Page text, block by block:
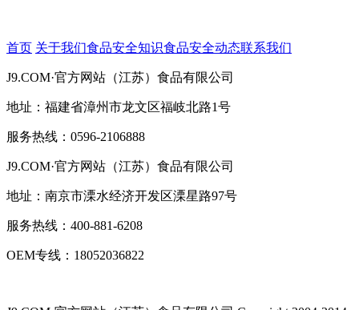
首页 关于我们食品安全知识食品安全动态联系我们
J9.COM·官方网站（江苏）食品有限公司
地址：福建省漳州市龙文区福岐北路1号
服务热线：0596-2106888
J9.COM·官方网站（江苏）食品有限公司
地址：南京市溧水经济开发区溧星路97号
服务热线：400-881-6208
OEM专线：18052036822